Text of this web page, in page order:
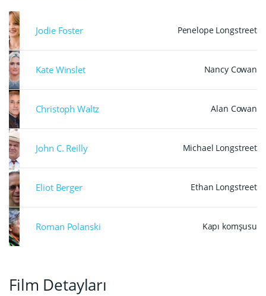
Jodie Foster Penelope Longstreet
Kate Winslet Nancy Cowan
Christoph Waltz Alan Cowan
John C. Reilly Michael Longstreet
Eliot Berger Ethan Longstreet
Roman Polanski Kapı komşusu
Film Detayları